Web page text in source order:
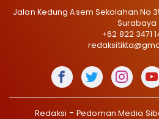
Jalan Kedung Asem Sekolahan No
Surabaya
+62 822 3471
Redaksi Pedoman Media